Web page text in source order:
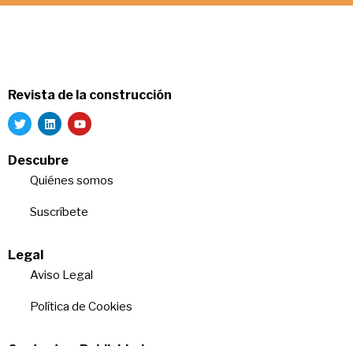
Revista de la construcción
Descubre
Quiénes somos
Suscríbete
Legal
Aviso Legal
Política de Cookies